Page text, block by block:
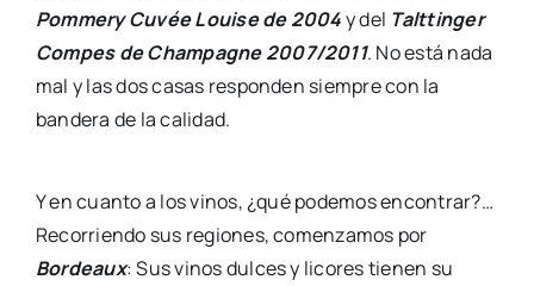
Pommery Cuvée Louise de 2004y del Talttinger
Compes de Champagne 2007/2011. No está nada
mal y las dos casas responden siempre con la
bandera de la calidad.
Y en cuanto a los vinos, ¿qué podemos encontrar?…
Recorriendo sus regiones, comenzamos por
Bordeaux: Sus vinos dulces y licores tienen su